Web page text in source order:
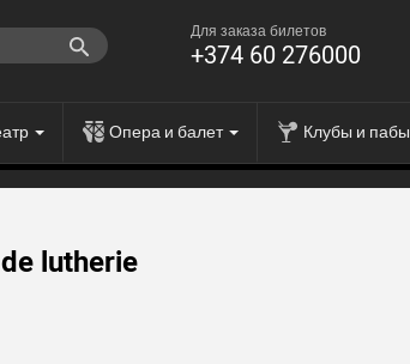
Для заказа билетов
+374 60 276000
Опера и балет Клубы и пабы
lutherie